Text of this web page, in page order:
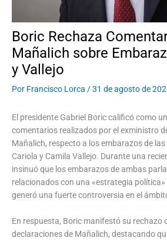
Boric Rechaza
Mañalich sobre
y Vallejo
Por Francisco Lorca /31 de agosto de
El presidente Gabriel Boric calificó como
comentarios realizados por el exministro
Mañalich, respecto a los embarazos de
Cariola y Camila Vallejo. Durante una
insinuó que los embarazos de ambas
relacionados con una «estrategia política»
generó una fuerte controversia en el
En respuesta, Boric manifestó su rechazo
declaraciones de Mañalich, destacando